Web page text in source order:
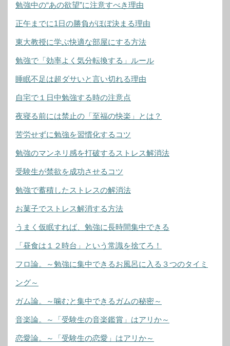
勉強中の“あの欲望”に注意すべき理由
正午までに1日の勝負がほぼ決まる理由
東大教授に学ぶ快適な部屋にする方法
勉強で「効率よく気分転換する」ルール
睡眠不足は超ダサいと言い切れる理由
自宅で１日中勉強する時の注意点
夜寝る前には禁止の「至福の快楽」とは？
苦労せずに勉強を習慣化するコツ
勉強のマンネリ感を打破するストレス解消法
受験生が禁欲を成功させるコツ
勉強で蓄積したストレスの解消法
お菓子でストレス解消する方法
うまく仮眠すれば、勉強に長時間集中できる
「昼食は１２時台」という常識を捨てろ！
フロ論。～勉強に集中できるお風呂に入る３つのタイミ
ング～
ガム論。～噛むと集中できるガムの秘密～
音楽論。～「受験生の音楽鑑賞」はアリか～
恋愛論。～「受験生の恋愛」はアリか～